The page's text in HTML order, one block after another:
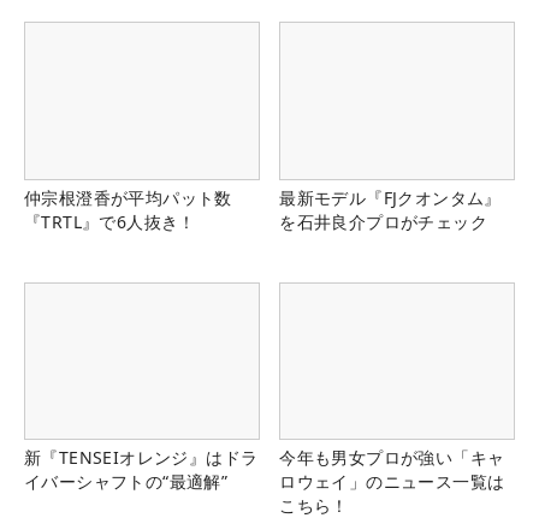
仲宗根澄香が平均パット数
『TRTL』で6人抜き！
最新モデル『FJクオンタム』
を石井良介プロがチェック
新『TENSEIオレンジ』はドラ
イバーシャフトの“最適解”
今年も男女プロが強い「キャ
ロウェイ」のニュース一覧は
こちら！